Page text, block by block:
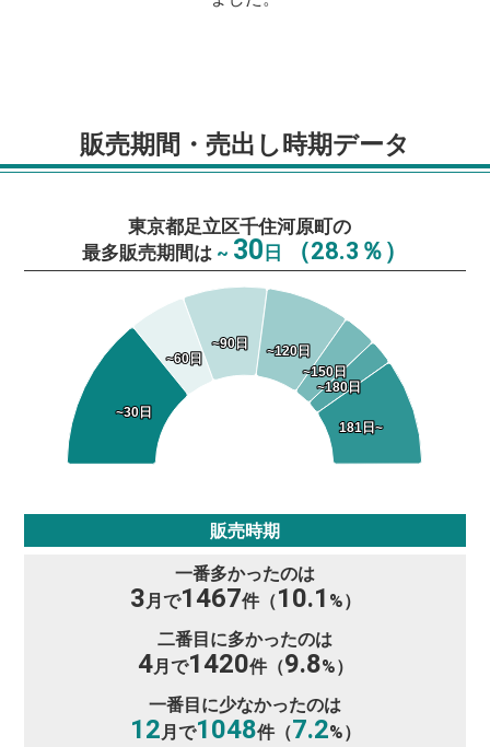
販売期間・売出し時期データ
東京都足立区千住河原町の
最多販売期間は ~ 30 日 （28.3％）
~30日
~30日
~60日
~60日
~90日
~90日 ~120日
~120日
~150日
~150日
~180日
~180日
181日~
181日~
販売時期
一番多かったのは
3月で1467件（10.1 %）
二番目に多かったのは
4月で1420件（9.8%）
一番目に少なかったのは
12月で1048件（7.2%）